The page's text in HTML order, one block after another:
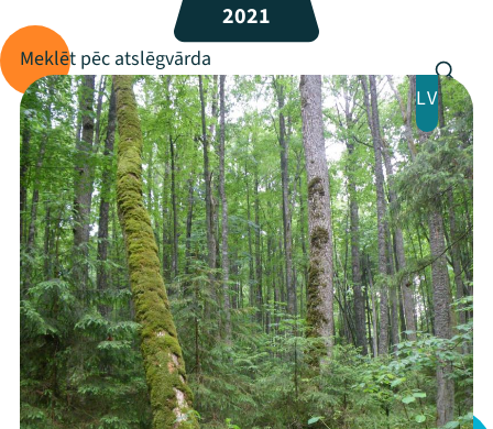
Arhīvs
Viņi bija LAMPĀ 2026
Jaunumi
Ziedo
Veikals
Kontakti
2021
LV